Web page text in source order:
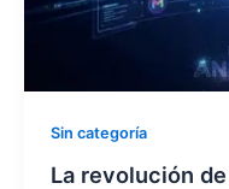
Sin categoría
La revolución